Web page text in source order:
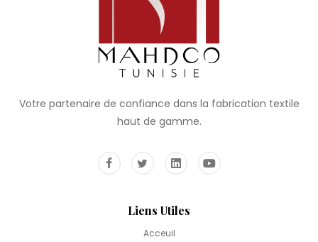
Votre partenaire de confiance dans la fabrication textile
haut de gamme.
Liens Utiles
Acceuil